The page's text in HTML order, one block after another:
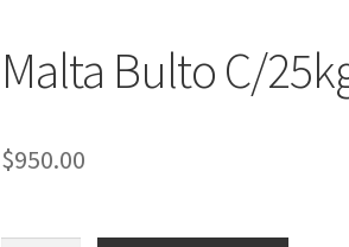
Malta Bulto C/
$950.00